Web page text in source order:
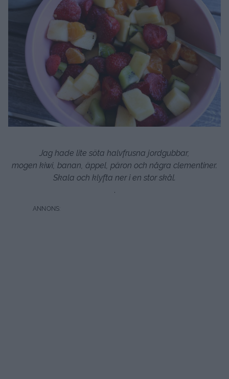
Jag hade lite söta halvfrusna jordgubbar,
mogen kiwi, banan, äppel, päron och några clementiner.
Skala och klyfta ner i en stor skål.
.